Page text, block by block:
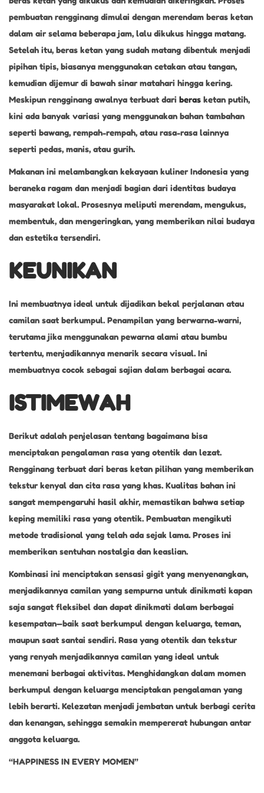
pembuatan rengginang dimulai dengan merendam beras ketan
dalam air selama beberapa jam, lalu dikukus hingga matang.
Setelah itu, beras ketan yang sudah matang dibentuk menjadi
pipihan tipis, biasanya menggunakan cetakan atau tangan,
kemudian dijemur di bawah sinar matahari hingga kering.
Meskipun rengginang awalnya terbuat dari beras ketan putih,
kini ada banyak variasi yang menggunakan bahan tambahan
seperti bawang, rempah-rempah, atau rasa-rasa lainnya
seperti pedas, manis, atau gurih.
Makanan ini melambangkan kekayaan kuliner Indonesia yang
beraneka ragam dan menjadi bagian dari identitas budaya
masyarakat lokal. Prosesnya meliputi merendam, mengukus,
membentuk, dan mengeringkan, yang memberikan nilai budaya
dan estetika tersendiri.
KEUNIKAN
Ini membuatnya ideal untuk dijadikan bekal perjalanan atau
camilan saat berkumpul. Penampilan yang berwarna-warni,
terutama jika menggunakan pewarna alami atau bumbu
tertentu, menjadikannya menarik secara visual. Ini
membuatnya cocok sebagai sajian dalam berbagai acara.
ISTIMEWAH
Berikut adalah penjelasan tentang bagaimana bisa
menciptakan pengalaman rasa yang otentik dan lezat.
Rengginang terbuat dari beras ketan pilihan yang memberikan
tekstur kenyal dan cita rasa yang khas. Kualitas bahan ini
sangat mempengaruhi hasil akhir, memastikan bahwa setiap
keping memiliki rasa yang otentik. Pembuatan mengikuti
metode tradisional yang telah ada sejak lama. Proses ini
memberikan sentuhan nostalgia dan keaslian.
Kombinasi ini menciptakan sensasi gigit yang menyenangkan,
menjadikannya camilan yang sempurna untuk dinikmati kapan
saja sangat fleksibel dan dapat dinikmati dalam berbagai
kesempatan—baik saat berkumpul dengan keluarga, teman,
maupun saat santai sendiri. Rasa yang otentik dan tekstur
yang renyah menjadikannya camilan yang ideal untuk
menemani berbagai aktivitas. Menghidangkan dalam momen
berkumpul dengan keluarga menciptakan pengalaman yang
lebih berarti. Kelezatan menjadi jembatan untuk berbagi cerita
dan kenangan, sehingga semakin mempererat hubungan antar
anggota keluarga.
“HAPPINESS IN EVERY MOMEN”